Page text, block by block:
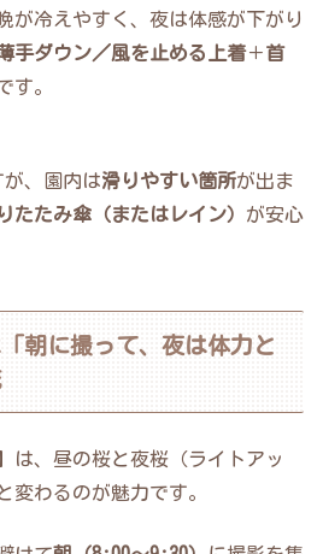
が冷えやすく、夜は体感が下がり
手ダウン／風を止める上着＋首
す。
、園内は滑りやすい箇所が出ま
たたみ傘（またはレイン） が安心
朝に撮って、夜は体力と
は、昼の桜と夜桜（ライトアッ
変わるのが魅力です。